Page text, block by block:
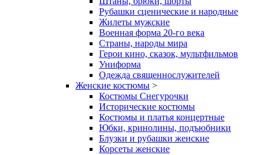
Рубашки сценические и народные
Жилеты мужские
Военная форма 20-го века
Страны, народы мира
Герои кино, сказок, мультфильмов
Униформа
Одежда священнослужителей
Женские костюмы >
Костюмы Снегурочки
Исторические костюмы
Костюмы и платья концертные
Юбки, кринолины, подъюбники
Блузки и рубашки женские
Корсеты женские